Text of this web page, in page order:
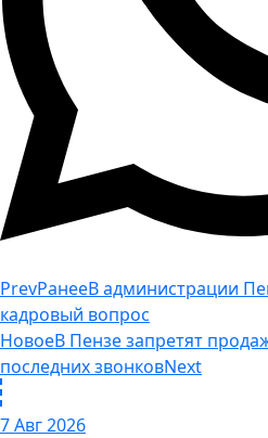
PrevРанееВ администрации
кадровый вопрос
НовоеВ Пензе запретят
последних звонковNext
7 Авг 2026